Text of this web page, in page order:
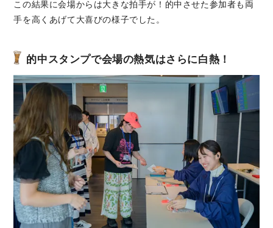
この結果に会場からは大きな拍手が！的中させた参加者も両
手を高くあげて大喜びの様子でした。
的中スタンプで会場の熱気はさらに白熱！